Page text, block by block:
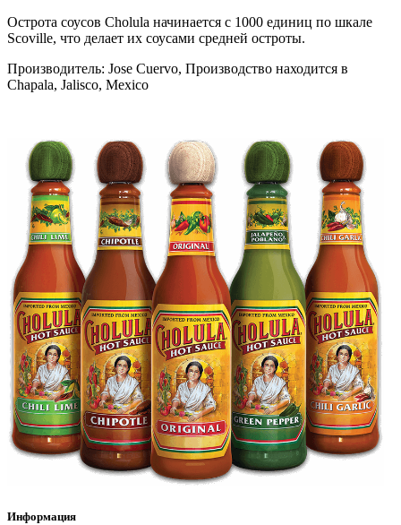
Острота соусов Cholula начинается с 1000 единиц по шкале
Scoville, что делает их соусами средней остроты.
Производитель: Jose Cuervo, Производство находится в
Chapala, Jalisco, Mexico
Информация